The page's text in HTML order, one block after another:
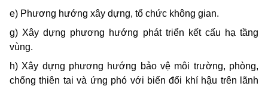
e) Phương hướng xây dựng, tổ chức không gian.
g) Xây dựng phương hướng phát triển kết cấu hạ tầng
vùng.
h) Xây dựng phương hướng bảo vệ môi trường, phòng,
chống thiên tai và ứng phó với biến đổi khí hậu trên lãnh